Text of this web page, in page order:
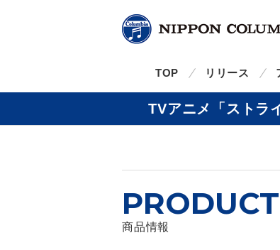
TOP リリース
TVアニメ「ストラ
商品情報